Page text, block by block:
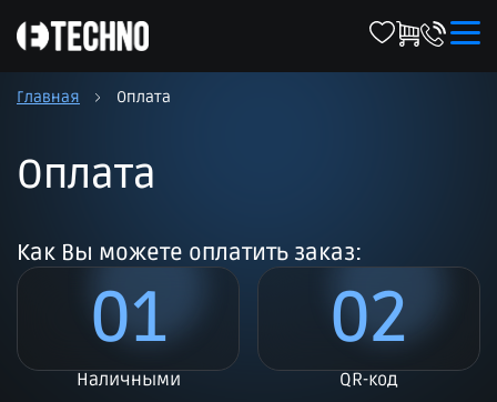
Главная Оплата
Оплата
Как Вы можете оплатить заказ:
01
Наличными
02
QR-код